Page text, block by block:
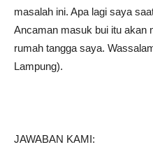
masalah ini. Apa lagi saya
Ancaman masuk bui itu akan
rumah tangga saya.
Lampung).
JAWABAN KAMI: